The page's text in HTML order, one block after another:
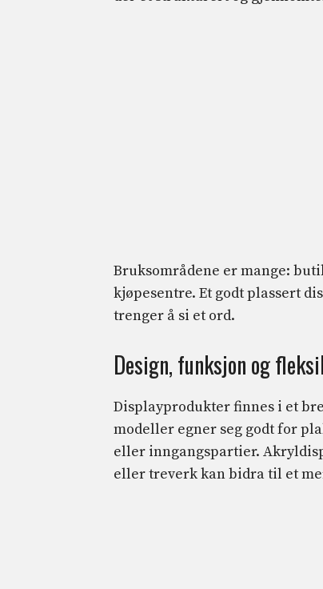
Bruksområdene er mange:
kjøpesentre. Et godt plassert
trenger å si et ord.
Design, funksjon og
Displayprodukter finnes i et
modeller egner seg godt for
eller inngangspartier.
eller treverk kan bidra til et